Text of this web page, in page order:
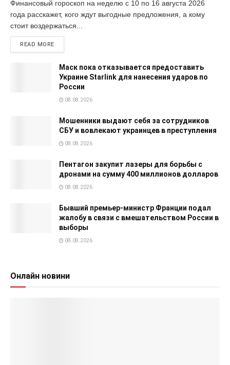
Финансовый гороскоп на неделю с 10 по 16 августа 2026
года расскажет, кого ждут выгодные предложения, а кому
стоит воздержаться...
READ MORE
Маск пока отказывается предоставить
Украине Starlink для нанесения ударов по
России
08.08.2026
Мошенники выдают себя за сотрудников
СБУ и вовлекают украинцев в преступления
08.08.2026
Пентагон закупит лазеры для борьбы с
дронами на сумму 400 миллионов долларов
08.08.2026
Бывший премьер-министр Франции подал
жалобу в связи с вмешательством России в
выборы
08.08.2026
Онлайн новини